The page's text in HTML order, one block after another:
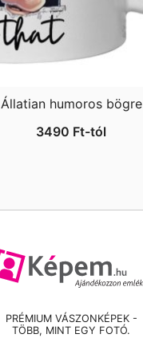
Állatian humoros bögre
3490 Ft-tól
PRÉMIUM VÁSZONKÉPEK -
TÖBB, MINT EGY FOTÓ.